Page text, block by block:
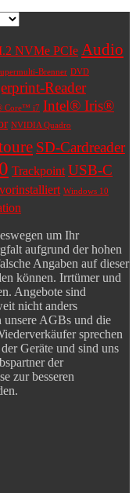
NVMe PCIe Audio
Brenner DVD
Reader
Core™ i7 Intel® Iris®
NVIDIA Quadro
SD-Cardreader
Trackpoint USB-C
Windows 10
um Ihr
aufgrund der hohen
Angaben auf dieser
können. Irrtümer und
Angebote sind
nicht anders
AGBs und die
sprechen
Geräte und sind uns
der
zur besseren